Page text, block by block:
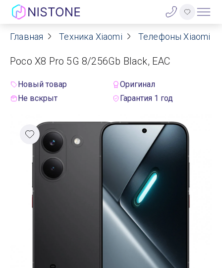
Акции
О нас
Реквизиты
Контакты
Главная Техника Xiaomi Телефоны Xiaomi
Poco X8 Pro 5G 8/256Gb Black, EAC
Новый товар
Оригинал
Не вскрыт
Гарантия 1 год